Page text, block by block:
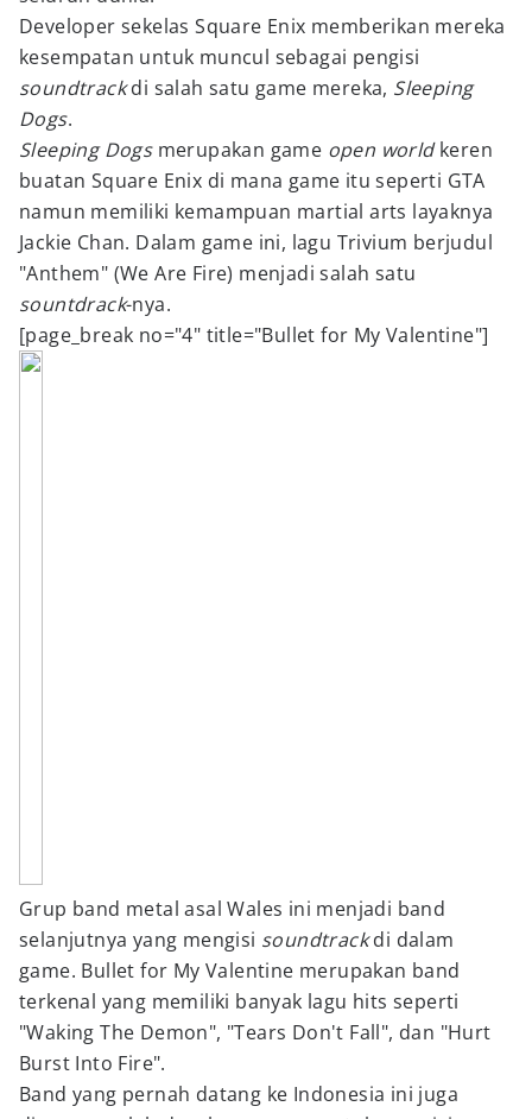
Developer sekelas Square Enix memberikan mereka
kesempatan untuk muncul sebagai pengisi
soundtrackdi salah satu game mereka, Sleeping
Dogs.
Sleeping Dogsmerupakan game open worldkeren
buatan Square Enix di mana game itu seperti GTA
namun memiliki kemampuan martial arts layaknya
Jackie Chan. Dalam game ini, lagu Trivium berjudul
"Anthem" (We Are Fire) menjadi salah satu
sountdrack-nya.
[page_break no="4" title="Bullet for My Valentine"]
Grup band metal asal Wales ini menjadi band
selanjutnya yang mengisi soundtrackdi dalam
game. Bullet for My Valentine merupakan band
terkenal yang memiliki banyak lagu hits seperti
"Waking The Demon", "Tears Don't Fall", dan "Hurt
Burst Into Fire".
Band yang pernah datang ke Indonesia ini juga